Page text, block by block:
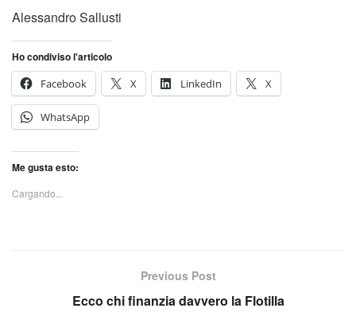
Alessandro Sallusti
Ho condiviso l'articolo
Facebook
X LinkedIn X
WhatsApp
Me gusta esto:
Cargando...
Previous Post
Ecco chi finanzia davvero la Flotilla